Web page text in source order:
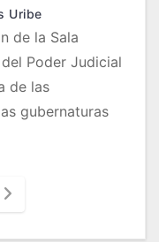
Uribe
de la Sala
Poder Judicial
de las
gubernaturas